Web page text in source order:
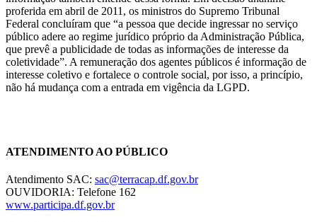
proferida em abril de 2011, os ministros do Supremo Tribunal
Federal concluíram que “a pessoa que decide ingressar no serviço
público adere ao regime jurídico próprio da Administração Pública,
que prevê a publicidade de todas as informações de interesse da
coletividade”. A remuneração dos agentes públicos é informação de
interesse coletivo e fortalece o controle social, por isso, a princípio,
não há mudança com a entrada em vigência da LGPD.
ATENDIMENTO AO PÚBLICO
Atendimento SAC: sac@terracap.df.gov.br
OUVIDORIA: Telefone 162
www.participa.df.gov.br